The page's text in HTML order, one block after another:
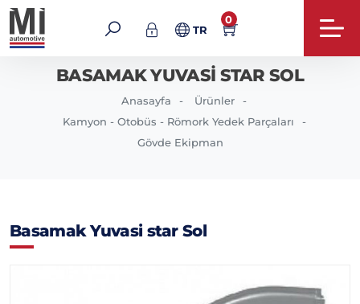
TR
0
BASAMAK YUVASI STAR SOL
Anasayfa
Ürünler
Kamyon - Otobüs - Römork Yedek Parçaları
Gövde Ekipman
Basamak Yuvasi star Sol